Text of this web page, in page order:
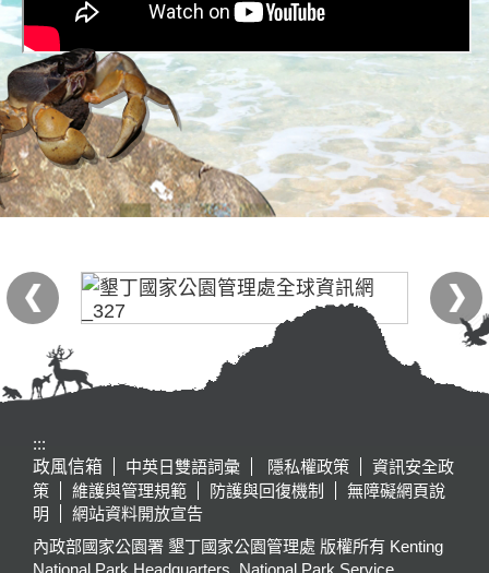
:::
政風信箱
中英日雙語詞彙 隱私權政策
資訊安全政
策
維護與管理規範 防護與回復機制
無障礙網頁說
明
網站資料開放宣告
內政部國家公園署 墾丁國家公園管理處 版權所有 Kenting
National Park Headquarters, National Park Service,